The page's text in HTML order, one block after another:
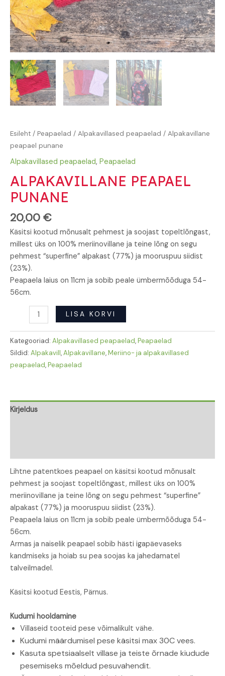
Esileht / Peapaelad / Alpakavillased peapaelad / Alpakavillane
peapael punane
Alpakavillased peapaelad, Peapaelad
ALPAKAVILLANE PEAPAEL
PUNANE
20,00 €
Käsitsi kootud mõnusalt pehmest ja soojast topeltlõngast,
millest üks on 100% meriinovillane ja teine lõng on segu
pehmest “superfine” alpakast (77%) ja mooruspuu siidist
(23%).
Peapaela laius on 11cm ja sobib peale ümbermõõduga 54-
56cm.
LISA KORVI
Kategooriad: Alpakavillased peapaelad,Peapaelad
Sildid: Alpakavill,Alpakavillane,Meriino- ja alpakavillased
peapaelad,Peapaelad
Kirjeldus
Lihtne patentkoes peapael on käsitsi kootud mõnusalt
pehmest ja soojast topeltlõngast, millest üks on 100%
meriinovillane ja teine lõng on segu pehmest “superfine”
alpakast (77%) ja mooruspuu siidist (23%).
Peapaela laius on 11cm ja sobib peale ümbermõõduga 54-
56cm.
Armas ja naiselik peapael sobib hästi igapäevaseks
kandmiseks ja hoiab su pea soojas ka jahedamatel
talveilmadel.
Käsitsi kootud Eestis, Pärnus.
Kudumi hooldamine
Villaseid tooteid pese võimalikult vähe.
Kudumi määrdumisel pese käsitsi max 30C vees.
Kasuta spetsiaalselt villase ja teiste õrnade kiudude
pesemiseks mõeldud pesuvahendit.